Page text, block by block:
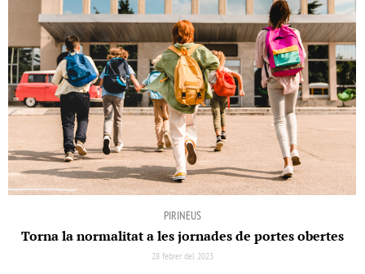
PIRINEUS
Torna la normalitat a les jornades de portes obertes
28 febrer del 2023